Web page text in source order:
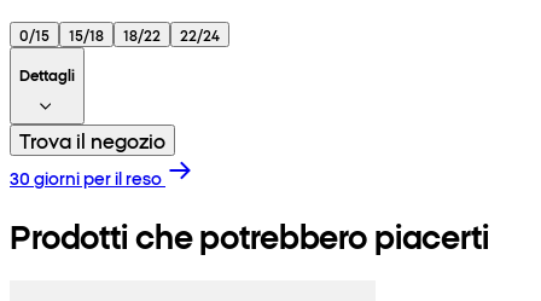
0/15 15/18 18/22
22/24
Dettagli
Trova il negozio
30 giorni per il reso
Prodotti che potrebbero piacerti